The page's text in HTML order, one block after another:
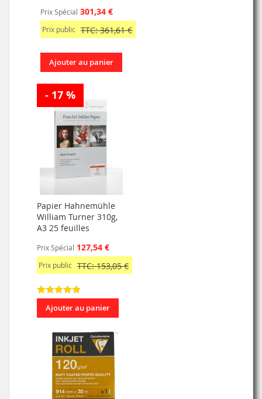
Prix Spécial 301,34 €
Prix public TTC: 361,61 €
Ajouter au panier
- 17 %
Papier Hahnemühle
William Turner 310g,
A3 25 feuilles
Prix Spécial 127,54 €
Prix public TTC: 153,05 €
Ajouter au panier